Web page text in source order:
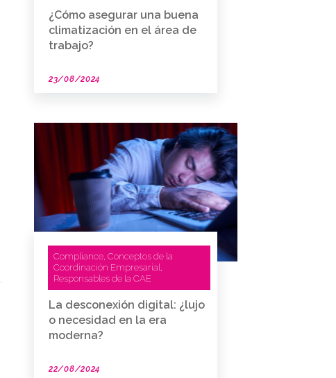
¿Cómo asegurar una buena
climatización en el área de
trabajo?
23/08/2024
Compliance Conceptos de la
Coordinación Empresarial
Responsables de la CAE
La desconexión digital: ¿lujo
o necesidad en la era
moderna?
22/08/2024